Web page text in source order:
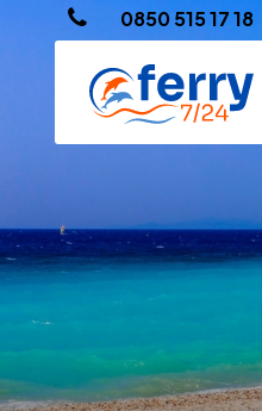
0850 515 17 18